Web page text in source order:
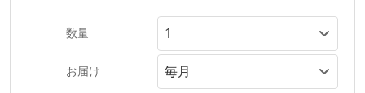
数量
お届け